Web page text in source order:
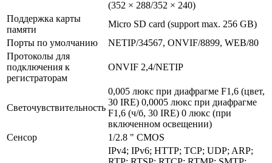
(352 × 288/352 × 240)
Поддержка карты
памяти
Micro SD card (support max. 256 GB)
Порты по умолчанию
NETIP/34567, ONVIF/8899, WEB/80
Протоколы для
подключения к
регистраторам
ONVIF 2,4/NETIP
Светочувствительность
0,005 люкс при диафрагме F1,6 (цвет,
30 IRE) 0,0005 люкс при диафрагме
F1,6 (ч/б, 30 IRE) 0 люкс (при
включенном освещении)
Сенсор
1/2.8 " CMOS
IPv4; IPv6; HTTP; TCP; UDP; ARP;